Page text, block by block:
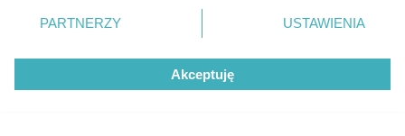
zmienić/wycofać klikając przycisk ustawień prywatności
znajdujący się w lewym dolnym rogu strony
rodzaje przetwarzania danych nie wymagają zgody
użytkownika, ale masz prawo sprzeciwić się takiemu
przetwarzaniu. Preferencje będą miały zastosowanie tylko
PARTNERZY USTAWIENIA
Akceptuję